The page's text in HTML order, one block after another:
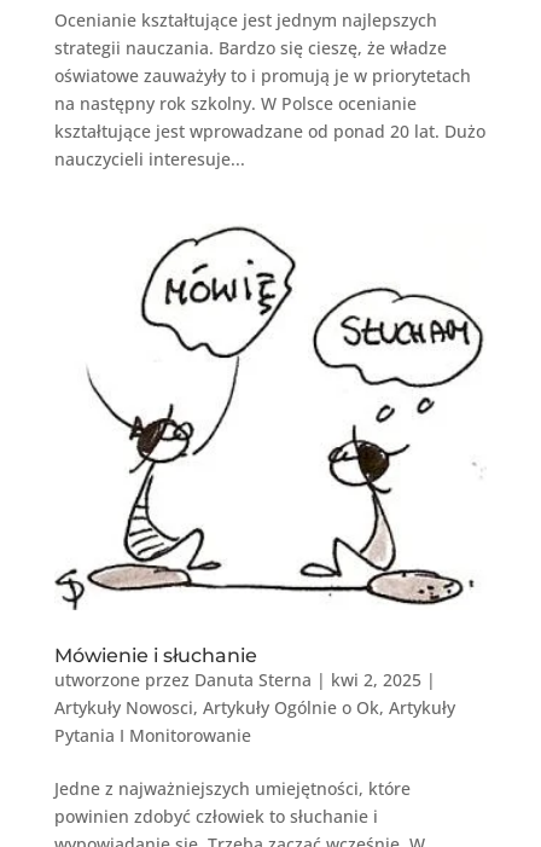
Ocenianie kształtujące jest jednym najlepszych
strategii nauczania. Bardzo się cieszę, że władze
oświatowe zauważyły to i promują je w priorytetach
na następny rok szkolny. W Polsce ocenianie
kształtujące jest wprowadzane od ponad 20 lat. Dużo
nauczycieli interesuje...
Mówienie i słuchanie
utworzone przez Danuta Sterna | kwi 2, 2025|
Artykuły Nowosci, Artykuły Ogólnie o Ok, Artykuły
Pytania I Monitorowanie
Jedne z najważniejszych umiejętności, które
powinien zdobyć człowiek to słuchanie i